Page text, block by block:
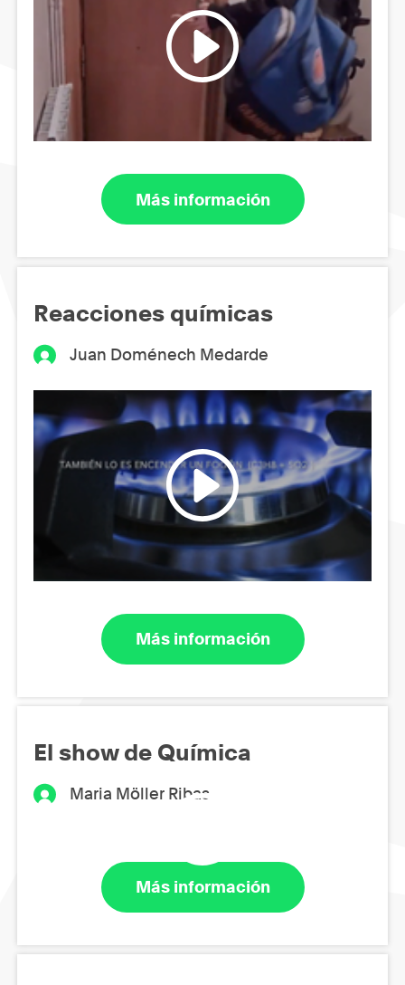
Más información
Reacciones químicas
Juan Doménech Medarde
Más información
El show de Química
Maria Möller Ribas
Más información